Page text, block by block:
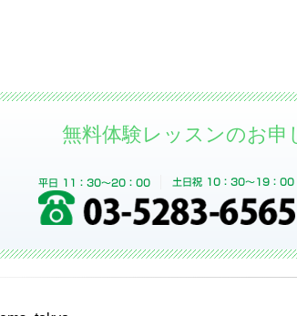
無料体験レッスンのお申